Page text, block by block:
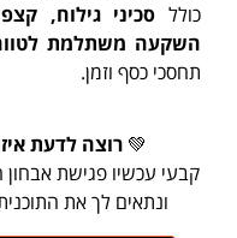
כולל סכיני גילוח,
השקעה משתלמת
תחסכי כסף וזמן.
💚 רוצה לדעת
קבעי עכשיו פגישת אבחון
ונתאים לך את